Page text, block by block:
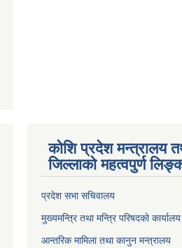
कोशि प्रदेश मन्त्रालय
जिल्लाको महत्वपुर्ण
प्रदेश सभा सचिवालय
मुख्यमन्त्रि तथा मन्त्रि परिषदको कार्यालय
आन्तरिक मामिला तथा कानुन मन्त्रालय